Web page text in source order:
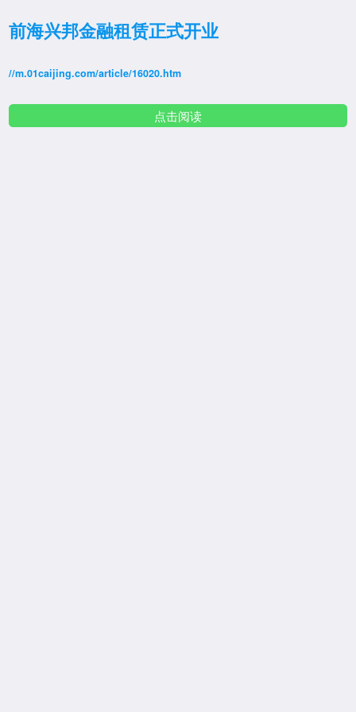
前海兴邦金融租赁正式开业
//m.01caijing.com/article/16020.htm
点击阅读